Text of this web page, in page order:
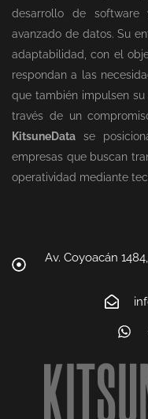
desarrollo de
avanzado de datos. Su
adaptabilidad, con el
respondan a las
que también impulsen
través de un
KitsuneData se
empresas que buscan
operatividad mediante
Av. Coyoacán